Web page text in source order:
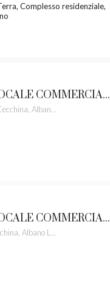
Complesso residenziale,
ALBANO LAZIALE LOCALE COMMERCIALE CASTELLI ROMANI RIF.60/L
ALBANO LAZIALE LOCALE COMMERCIALE CASTELLI ROMANI RIF. 60/D